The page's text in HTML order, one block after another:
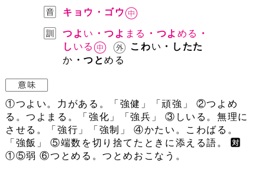
キョウ・ゴウ
つよ い ・つよ まる ・つよ める
・
し いる こわい ・したた
か ・つとめる
①つよい。力がある。「強健」「頑強」 ②つよめ
る。つよまる。「強化」「強兵」 ③しいる。無理に
させる。「強行」「強制」 ④かたい。こわばる。
「強飯」 ⑤端数を切り捨てたときに添える語。
①⑤弱 ⑥つとめる。つとめおこなう。